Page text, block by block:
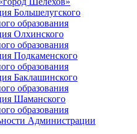
Большелугского
образования
Олхинского
образования
Подкаменского
образования
Баклашинского
образования
Шаманского
образования
Администрации